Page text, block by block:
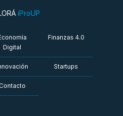
iProUP
Digital
Finanzas 4.0
Startups